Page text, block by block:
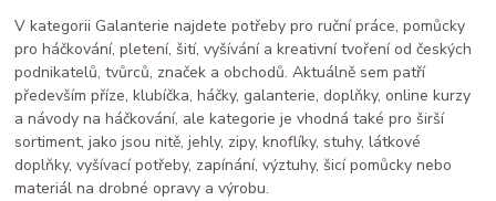
V kategorii Galanterie najdete potřeby pro ruční práce, pomůcky
pro háčkování, pletení, šití, vyšívání a kreativní tvoření od českých
podnikatelů, tvůrců, značek a obchodů. Aktuálně sem patří
především příze, klubíčka, háčky, galanterie, doplňky, online kurzy
a návody na háčkování, ale kategorie je vhodná také pro širší
sortiment, jako jsou nitě, jehly, zipy, knoflíky, stuhy, látkové
doplňky, vyšívací potřeby, zapínání, výztuhy, šicí pomůcky nebo
materiál na drobné opravy a výrobu.